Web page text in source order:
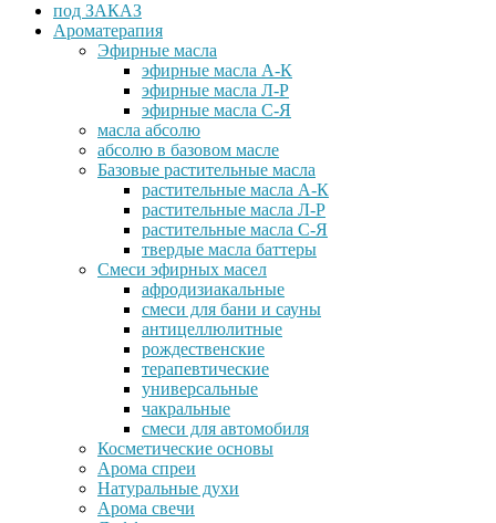
под ЗАКАЗ
Ароматерапия
Эфирные масла
эфирные масла А-К
эфирные масла Л-Р
эфирные масла С-Я
масла абсолю
абсолю в базовом масле
Базовые растительные масла
растительные масла А-К
растительные масла Л-Р
растительные масла С-Я
твердые масла баттеры
Cмеси эфирных масел
афродизиакальные
смеси для бани и сауны
антицеллюлитные
рождественские
терапевтические
универсальные
чакральные
смеси для автомобиля
Косметические основы
Арома спреи
Натуральные духи
Арома свечи